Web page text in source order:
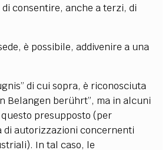
consentire, anche a terzi, di
è possibile, addivenire a una
di cui sopra, è riconosciuta
Belangen berührt”, ma in alcuni
presupposto (per
di autorizzazioni concernenti
In tal caso, le